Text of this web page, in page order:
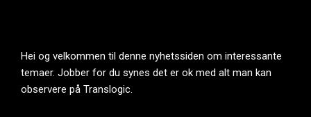
Hei og velkommen til denne nyhetssiden om interessante
temaer. Jobber for du synes det er ok med alt man kan
observere på Translogic.